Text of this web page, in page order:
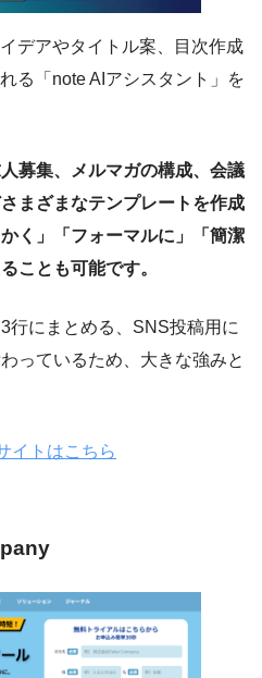
デアやタイトル案、目次作成
る「note AIアシスタント」を
募集、メルマガの構成、会議
まざまなテンプレートを作成
く」「フォーマルに」「簡潔
ことも可能です。
行にまとめる、SNS投稿用に
っているため、大きな強みと
イトはこちら